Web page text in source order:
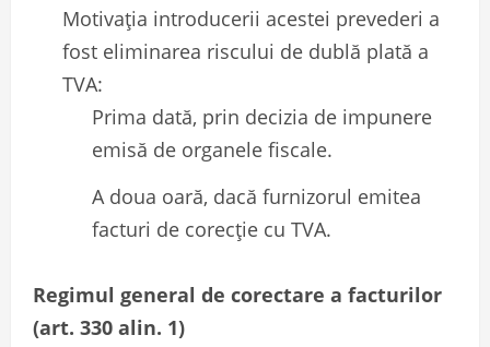
Motivația introducerii acestei prevederi a
fost eliminarea riscului de dublă plată a
TVA:
Prima dată, prin decizia de impunere
emisă de organele fiscale.
A doua oară, dacă furnizorul emitea
facturi de corecție cu TVA.
Regimul general de corectare a facturilor
(art. 330 alin. 1)